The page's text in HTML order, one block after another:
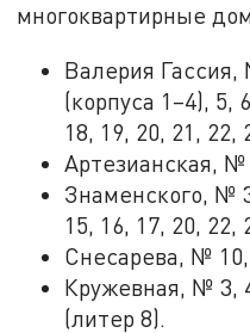
многоквартирные
Валерия
(корпуса 1–4), 5,
18, 19, 20, 21, 22,
Артезианская, №
Знаменского, №
15, 16, 17, 20, 22,
Снесарева, № 10,
Кружевная, № 3,
(литер 8).